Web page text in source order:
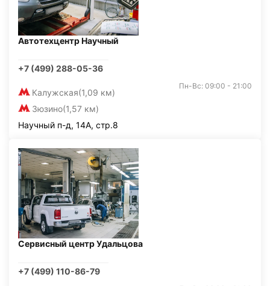
Автотехцентр Научный
+7 (499) 288-05-36
Калужская(1,09 км)
Зюзино(1,57 км)
Пн-Вс: 09:00 - 21:00
Научный п-д, 14А, стр.8
Сервисный центр Удальцова
+7 (499) 110-86-79